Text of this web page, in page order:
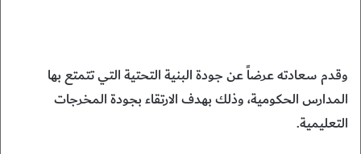
وقدم سعادته عرضاً عن جودة البنية التحتية التي تتمتع بها
المدارس الحكومية، وذلك بهدف الارتقاء بجودة المخرجات
التعليمية.